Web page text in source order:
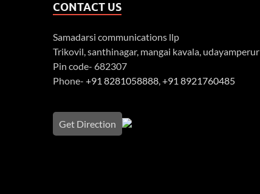
CONTACT US
Samadarsi communications llp
Trikovil, santhinagar, mangai kavala, udayamperur
Pin code- 682307
Phone- +91 8281058888,+91 8921760485
Get Direction